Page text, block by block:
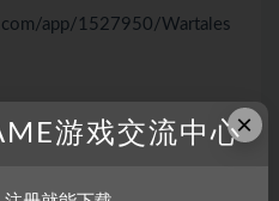
app/1527950/Wartales
×
游戏交流中心